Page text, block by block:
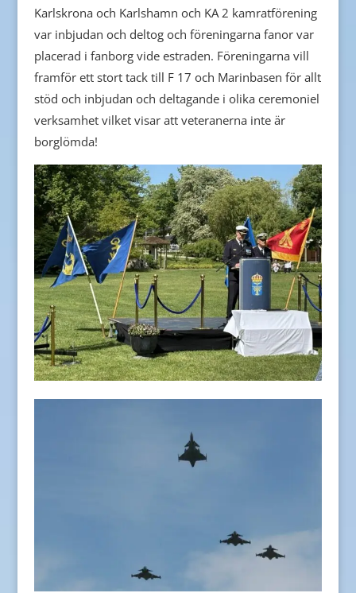
Karlskrona och Karlshamn och KA 2 kamratförening
var inbjudan och deltog och föreningarna fanor var
placerad i fanborg vide estraden. Föreningarna vill
framför ett stort tack till F 17 och Marinbasen för allt
stöd och inbjudan och deltagande i olika ceremoniel
verksamhet vilket visar att veteranerna inte är
borglömda!